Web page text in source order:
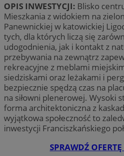
OPIS INWESTYCJI: Blisko
Mieszkania z widokiem na
Panewnickiej w katowickiej
tych, dla których liczą się
udogodnienia, jak i kontakt z
przebywania na zewnątrz
rekreacyjne z meblami
siedziskami oraz leżakami i
bezpiecznie spędzą czas na
na siłowni plenerowej. Wysoki
forma architektoniczna z
wyjątkowa społeczność to
inwestycji Franciszkańskiego
SPRAWDŹ